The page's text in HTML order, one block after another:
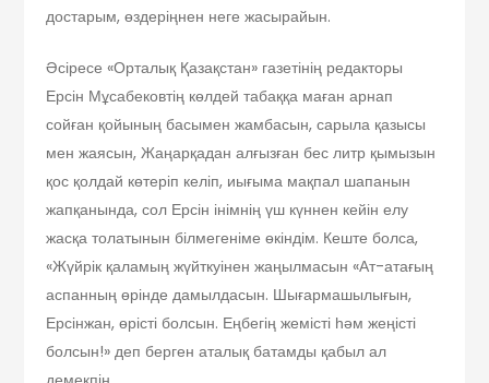
достарым, өздеріңнен неге жасырайын.
Әсіресе «Орталық Қазақстан» газетінің редакторы
Ерсін Мұсабековтің көлдей табаққа маған арнап
сойған қойының басымен жамбасын, сарыла қазысы
мен жаясын, Жаңарқадан алғызған бес литр қымызын
қос қолдай көтеріп келіп, иығыма мақпал шапанын
жапқанында, сол Ерсін інімнің үш күннен кейін елу
жасқа толатынын білмегеніме өкіндім. Кеште болса,
«Жүйрік қаламың жүйткуінен жаңылмасын «Ат-атағың
аспанның өрінде дамылдасын. Шығармашылығын,
Ерсінжан, өрісті болсын. Еңбегің жемісті һәм жеңісті
болсын!» деп берген аталық батамды қабыл ал